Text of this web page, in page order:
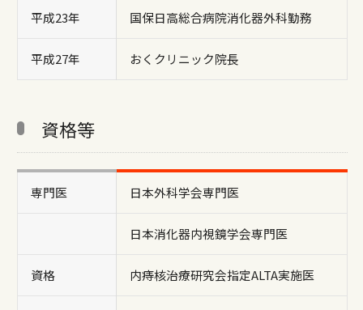
平成23年 国保日高総合病院消化器外科勤務
平成27年 おくクリニック院長
資格等
専門医 日本外科学会専門医
日本消化器内視鏡学会専門医
資格 内痔核治療研究会指定ALTA実施医